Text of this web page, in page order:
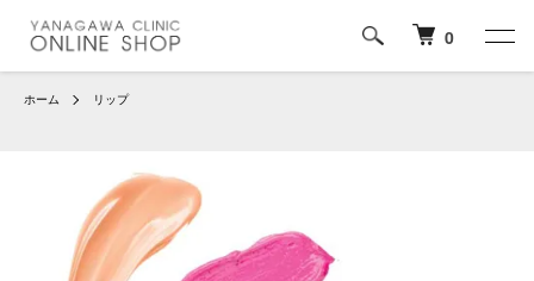
0
ホーム リップ